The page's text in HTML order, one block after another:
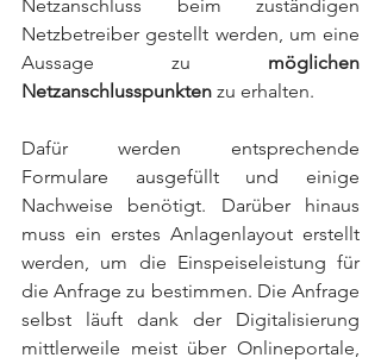
Netzanschluss beim zuständigen
Netzbetreiber gestellt werden, um eine
Aussage zu möglichen
Netzanschlusspunkten zu erhalten.
Dafür werden entsprechende
Formulare ausgefüllt und einige
Nachweise benötigt. Darüber hinaus
muss ein erstes Anlagenlayout erstellt
werden, um die Einspeiseleistung für
die Anfrage zu bestimmen. Die Anfrage
selbst läuft dank der Digitalisierung
mittlerweile meist über Onlineportale,